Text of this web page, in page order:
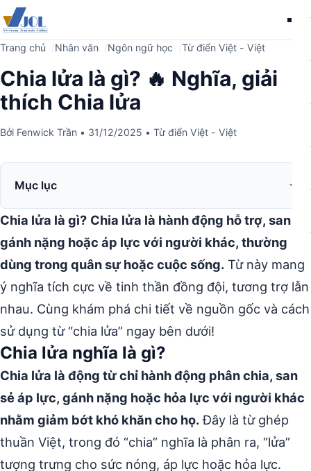
Trang chủ Nhân văn Ngôn ngữ học Từ điển Việt - Việt
Chia lửa là gì? 🔥 Nghĩa, giải
thích Chia lửa
Bởi Fenwick Trần • 31/12/2025 • Từ điển Việt - Việt
Mục lục
Chia lửa là gì? Chia lửa là hành động hỗ trợ, san sẻ
gánh nặng hoặc áp lực với người khác, thường
dùng trong quân sự hoặc cuộc sống. Từ này mang
ý nghĩa tích cực về tinh thần đồng đội, tương trợ lẫn
nhau. Cùng khám phá chi tiết về nguồn gốc và cách
sử dụng từ “chia lửa” ngay bên dưới!
Chia lửa nghĩa là gì?
Chia lửa là động từ chỉ hành động phân chia, san
sẻ áp lực, gánh nặng hoặc hỏa lực với người khác
nhằm giảm bớt khó khăn cho họ.Đây là từ ghép
thuần Việt, trong đó “chia” nghĩa là phân ra, “lửa”
tượng trưng cho sức nóng, áp lực hoặc hỏa lực.